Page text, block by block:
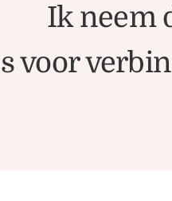
Ik neem
voor